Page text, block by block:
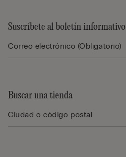
Suscríbete al boletín informativo
Buscar una tienda